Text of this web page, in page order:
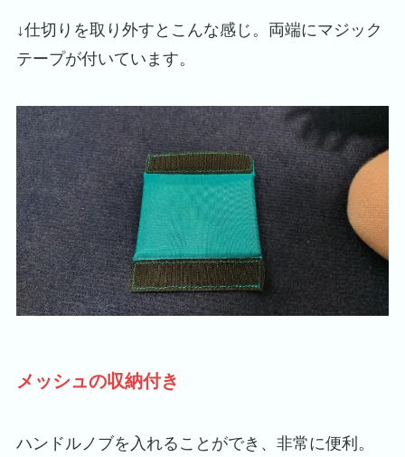
↓仕切りを取り外すとこんな感じ。両端にマジック
テープが付いています。
メッシュの収納付き
ハンドルノブを入れることができ、非常に便利。